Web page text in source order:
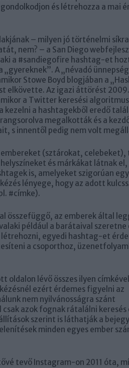
és létrehozza a mai
– milyen jó történelmi
nem? – a San Diego
a #sandiegofire hashtag-et
„gyereknek”. A „névadó
Stowe Boyd blogjában a
elkövette. Az igazi áttörést
a Twitter keresési
kezelni a hashtagekből eredő
megalkották és a
s innentől pedig nem volt
(sztárokat,
és márkákat látnak el,
is, amelyeket szigorúan
lényege, hogy az adott
#címke).
összefüggő, az emberek által
például a barátaival szeretne
egyedi hashtag-et
a csoporthoz,
oldalon lévő összes ilyen
ezért érdemes figyelni az
nem nyilvánosságra szánt
azok fognak rátalálni keresés
szerint is láthatják a
minden egyes ember
tevő Instagram-on 2011 óta,